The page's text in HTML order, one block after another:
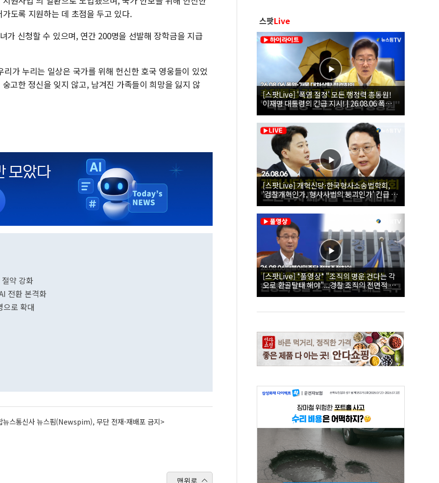
도록 지원하는 데 초점을 두고 있다.
가 신청할 수 있으며, 연간 200명을 선발해 장학금을 지급
가 누리는 일상은 국가를 위해 헌신한 호국 영웅들이 있었
고한 정신을 잊지 않고, 남겨진 가족들이 희망을 잃지 않
약 강화
전환 본격화
로 확대
뉴스통신사 뉴스핌(Newspim), 무단 전재-재배포 금지>
맨위로
스팟Live
[스팟Live] '폭염 절정' 모든 행정력 총동원!
이재명 대통령의 긴급 지시! | 26.08.06 폭염•
가뭄 대처상황 점검회의
[스팟Live] 개혁신당·한국형사소송법학회,
'검찰개혁인가, 형사사법의 붕괴인가' 긴급 세
미나｜26.08.06
[스팟Live] *풀영상* "조직의 명운 건다는 각
오로 환골탈태 해야"...경찰 조직의 전면적 쇄
신 촉구한 한병도 | 26.08.06 더불어민주당 정